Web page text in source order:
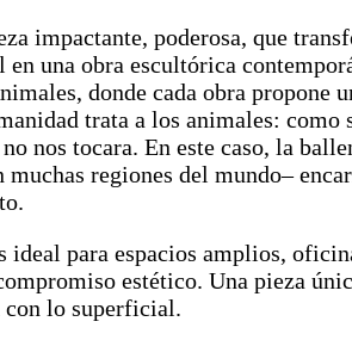
impactante, poderosa, que
una obra escultórica
donde cada obra propone
trata a los animales: como
nos tocara. En este caso, la
muchas regiones del mundo–
ideal para espacios amplios,
estético. Una pieza
con lo superficial.